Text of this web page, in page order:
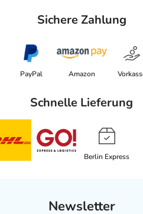
Sichere Zahlung
PayPal Amazon
Schnelle Lieferung
Berlin Express
Newsletter